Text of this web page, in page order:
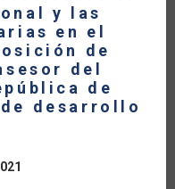
y las
en el
de
del
de
desarrollo